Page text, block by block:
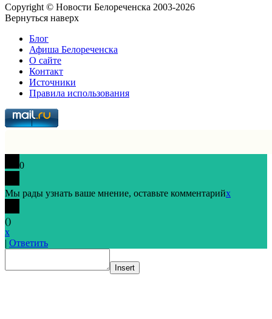
Copyright © Новости Белореченска 2003-2026
Вернуться наверх
Блог
Афиша Белореченска
О сайте
Контакт
Источники
Правила использования
0
Мы рады узнать ваше мнение, оставьте комментарийx
()
x
| Ответить
Insert